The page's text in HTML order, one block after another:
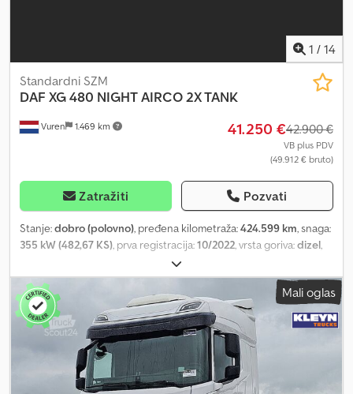
1 / 14
Vuren 1.469 km
Standardni SZM
DAF XG 480 NIGHT AIRCO 2X TANK
41.250 €42.900 €
VB plus PDV
(49.912 € bruto)
Zatražiti Pozvati
Stanje:dobro (polovno), pređena kilometraža:424.599 km, snaga:
355 kW (482,67 KS) , prva registracija:10/2022 , vrsta goriva:dizel
, konfiguracija osovina:
međuosovinsko rastojanje:4.000 mm, gorivo:dizel, boja:bela,
kabina vozača:
kabina za spavanje, tip prenosa: automatski , broj
stepeni prenosa:12, emisioni razred:Euro 6 , suspencija: čelik-zrak,
ukupna dužina:6.550 mm, ukupna širina:2.550 mm
, ukupna visina:
, Godina proizvodnje: , Oprema:ABS, Bluetooth,
centralno zaključavanje, električno podesivo ogledalo,
električno podešavanje prozora, grejač sedišta, grejač za
Mali oglas